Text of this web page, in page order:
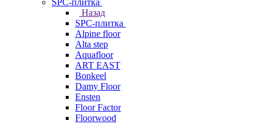
SPC-плитка
Назад
SPC-плитка
Alpine floor
Alta step
Aquafloor
ART EAST
Bonkeel
Damy Floor
Ensten
Floor Factor
Floorwood